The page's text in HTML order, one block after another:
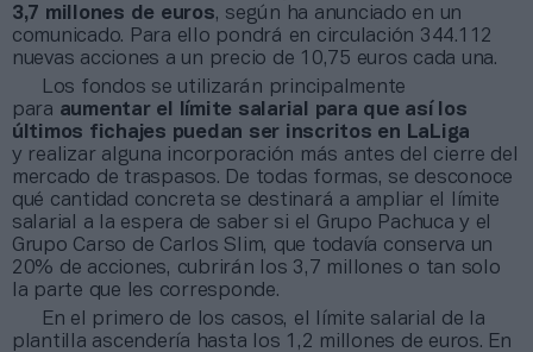
3,7 millones de euros, según ha anunciado en un
comunicado. Para ello pondrá en circulación 344.112
nuevas acciones a un precio de 10,75 euros cada una.
Los fondos se utilizarán principalmente
para aumentar el límite salarial para que así los
últimos fichajes puedan ser inscritos en LaLiga
y realizar alguna incorporación más antes del cierre del
mercado de traspasos. De todas formas, se desconoce
qué cantidad concreta se destinará a ampliar el límite
salarial a la espera de saber si el Grupo Pachuca y el
Grupo Carso de Carlos Slim, que todavía conserva un
20% de acciones, cubrirán los 3,7 millones o tan solo
la parte que les corresponde.
En el primero de los casos, el límite salarial de la
plantilla ascendería hasta los 1,2 millones de euros. En